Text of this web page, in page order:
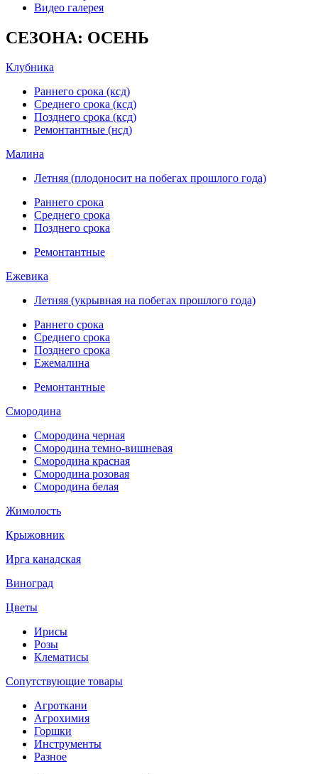
Видео галерея
СЕЗОНА: ОСЕНЬ
Клубника
Раннего срока (ксд)
Среднего срока (ксд)
Позднего срока (ксд)
Ремонтантные (нсд)
Малина
Летняя (плодоносит на побегах прошлого года)
Раннего срока
Среднего срока
Позднего срока
Ремонтантные
Ежевика
Летняя (укрывная на побегах прошлого года)
Раннего срока
Среднего срока
Позднего срока
Ежемалина
Ремонтантные
Смородина
Смородина черная
Смородина темно-вишневая
Смородина красная
Смородина розовая
Смородина белая
Жимолость
Крыжовник
Ирга канадская
Виноград
Цветы
Ирисы
Розы
Клематисы
Сопутствующие товары
Агроткани
Агрохимия
Горшки
Инструменты
Разное